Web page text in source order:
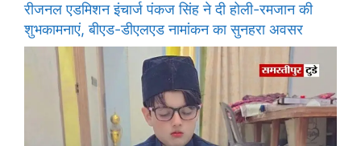
रीजनल एडमिशन इंचार्ज पंकज सिंह ने दी होली-रमजान की
शुभकामनाएं, बीएड-डीएलएड नामांकन का सुनहरा अवसर